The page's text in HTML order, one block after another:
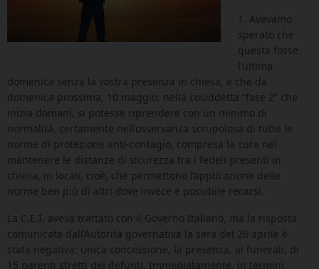
1. Avevamo
sperato che
questa fosse
l’ultima
domenica senza la vostra presenza in chiesa, e che da
domenica prossima, 10 maggio, nella cosiddetta “fase 2” che
inizia domani, si potesse riprendere con un minimo di
normalità, certamente nell’osservanza scrupolosa di tutte le
norme di protezione anti-contagio, compresa la cura nel
mantenere le distanze di sicurezza tra i fedeli presenti in
chiesa, in locali, cioè, che permettono l’applicazione delle
norme ben più di altri dove invece è possibile recarsi.
La C.E.I. aveva trattato con il Governo Italiano, ma la risposta
comunicata dall’Autorità governativa la sera del 26 aprile è
stata negativa: unica concessione, la presenza, ai funerali, di
15 parenti stretti dei defunti. Immediatamente, in termini